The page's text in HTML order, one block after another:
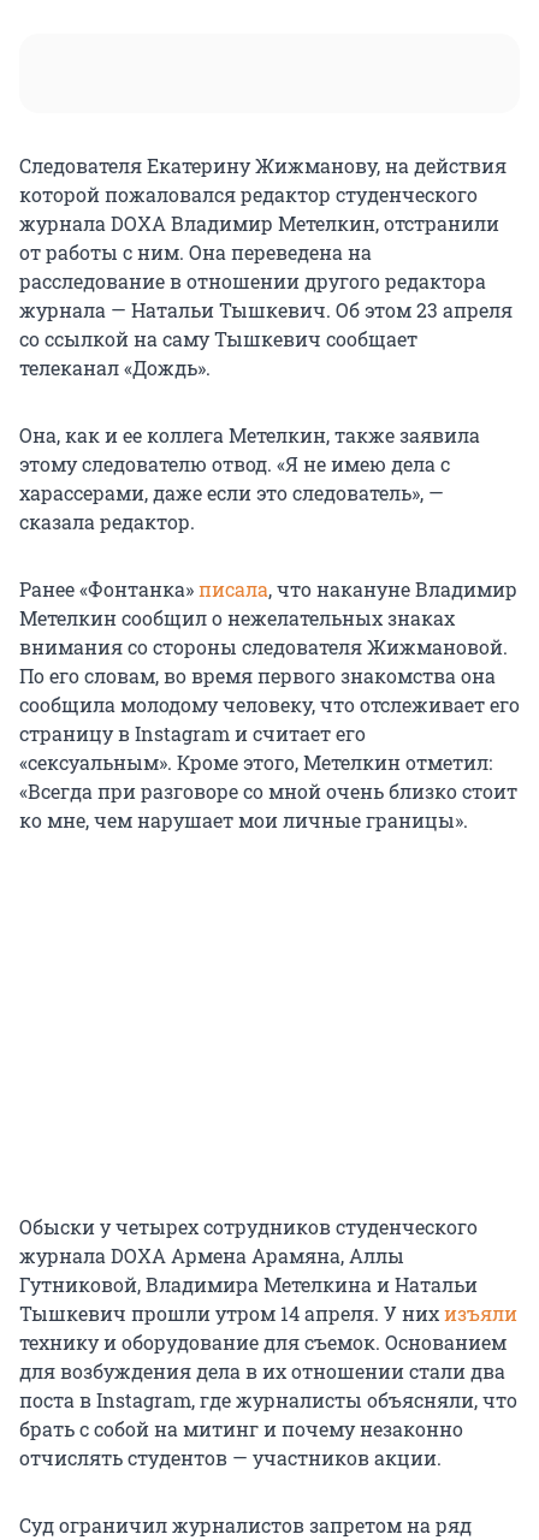
Следователя Екатерину Жижманову, на действия
которой пожаловался редактор студенческого
журнала DOXA Владимир Метелкин, отстранили
от работы с ним. Она переведена на
расследование в отношении другого редактора
журнала — Натальи Тышкевич. Об этом 23 апреля
со ссылкой на саму Тышкевич сообщает
телеканал «Дождь».
Она, как и ее коллега Метелкин, также заявила
этому следователю отвод. «Я не имею дела с
харассерами, даже если это следователь», —
сказала редактор.
Ранее «Фонтанка»писала, что накануне Владимир
Метелкин сообщил о нежелательных знаках
внимания со стороны следователя Жижмановой.
По его словам, во время первого знакомства она
сообщила молодому человеку, что отслеживает его
страницу в Instagram и считает его
«сексуальным». Кроме этого, Метелкин отметил:
«Всегда при разговоре со мной очень близко стоит
ко мне, чем нарушает мои личные границы».
Обыски у четырех сотрудников студенческого
журнала DOXA Армена Арамяна, Аллы
Гутниковой, Владимира Метелкина и Натальи
Тышкевич прошли утром 14 апреля. У нихизъяли
технику и оборудование для съемок. Основанием
для возбуждения дела в их отношении стали два
поста в Instagram, где журналисты объясняли, что
брать с собой на митинг и почему незаконно
отчислять студентов — участников акции.
Суд ограничил журналистов запретом на ряд